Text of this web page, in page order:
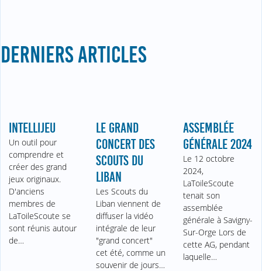
DERNIERS ARTICLES
INTELLIJEU
Un outil pour
comprendre et
créer des grand
jeux originaux.
D'anciens
membres de
LaToileScoute se
sont réunis autour
de…
LE GRAND
CONCERT DES
SCOUTS DU
LIBAN
Les Scouts du
Liban viennent de
diffuser la vidéo
intégrale de leur
"grand concert"
cet été, comme un
souvenir de jours…
ASSEMBLÉE
GÉNÉRALE 2024
Le 12 octobre
2024,
LaToileScoute
tenait son
assemblée
générale à Savigny-
Sur-Orge Lors de
cette AG, pendant
laquelle…